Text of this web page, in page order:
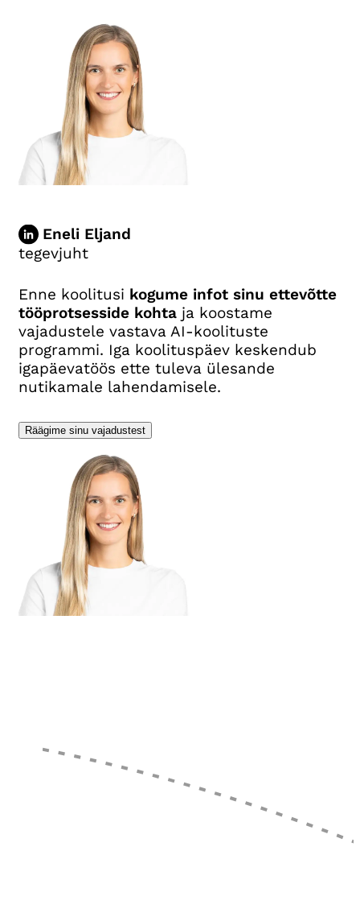
Eneli Eljand
tegevjuht
Enne koolitusi kogume infot sinu ettevõtte
tööprotsesside kohta ja koostame
vajadustele vastava AI-koolituste
programmi. Iga koolituspäev keskendub
igapäevatöös ette tuleva ülesande
nutikamale lahendamisele.
Räägime sinu vajadustest